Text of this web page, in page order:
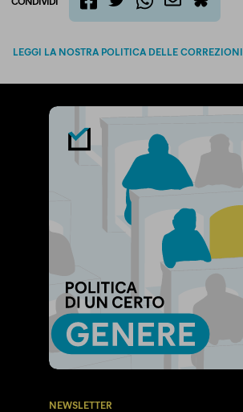
bluesky
LEGGI LA NOSTRA POLITICA DELLE CORREZIONI
NEWSLETTER